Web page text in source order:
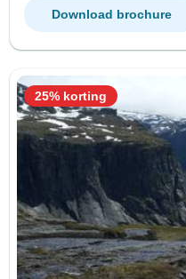
Download brochure
25% korting